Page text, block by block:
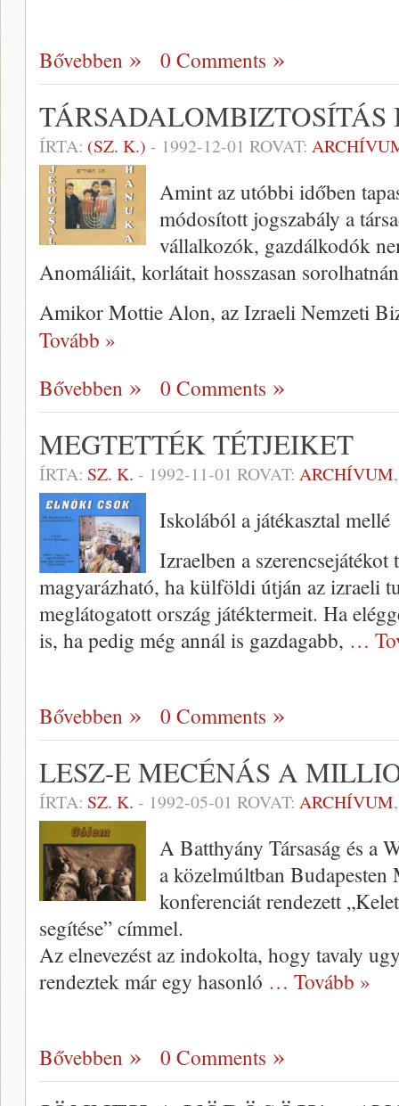
Bővebben 0 Comments
ÍRTA: (SZ. K.) - 1992-12-01 ROVAT:
Amint az utóbbi időben
módosított jogszabály a
vállalkozók, gazdálkodók
Anomáliáit, korlátait hosszasan
Amikor Mottie Alon, az Izraeli Nemzeti
Tovább »
Bővebben
0 Comments
MEGTETTÉK TÉTJEIKET
ÍRTA: SZ. K. - 1992-11-01 ROVAT: ARCHÍVUM
Iskolából a játékasztal mellé
Izraelben a
magyarázható, ha külföldi útján az izraeli
meglátogatott ország játéktermeit. Ha
is, ha pedig még annál is gazdagabb, …
Bővebben 0 Comments
LESZ-E MECÉNÁS A
ÍRTA: SZ. K. - 1992-05-01 ROVAT: ARCHÍVUM
A Batthyány Társaság és a
a közelmúltban Budapesten
konferenciát rendezett
segítése” címmel.
Az elnevezést az indokolta, hogy tavaly
rendeztek már egy hasonló … Tovább »
Bővebben 0 Comments